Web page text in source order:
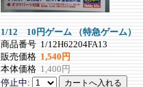
1/12 10円ゲーム （特急ゲーム）
商品番号 1/12H62204FA13
販売価格 1,540円
本体価格 1,400円
停止中: